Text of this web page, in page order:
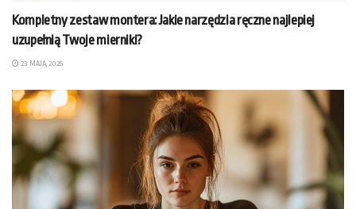
Kompletny zestaw montera: Jakie narzędzia ręczne najlepiej
uzupełnią Twoje mierniki?
23 MAJA, 2025